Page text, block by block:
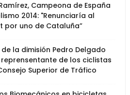
Campeona de España
2014: "Renunciaría al
por uno de Cataluña”
la dimisión Pedro Delgado
de los ciclistas
Superior de Tráfico